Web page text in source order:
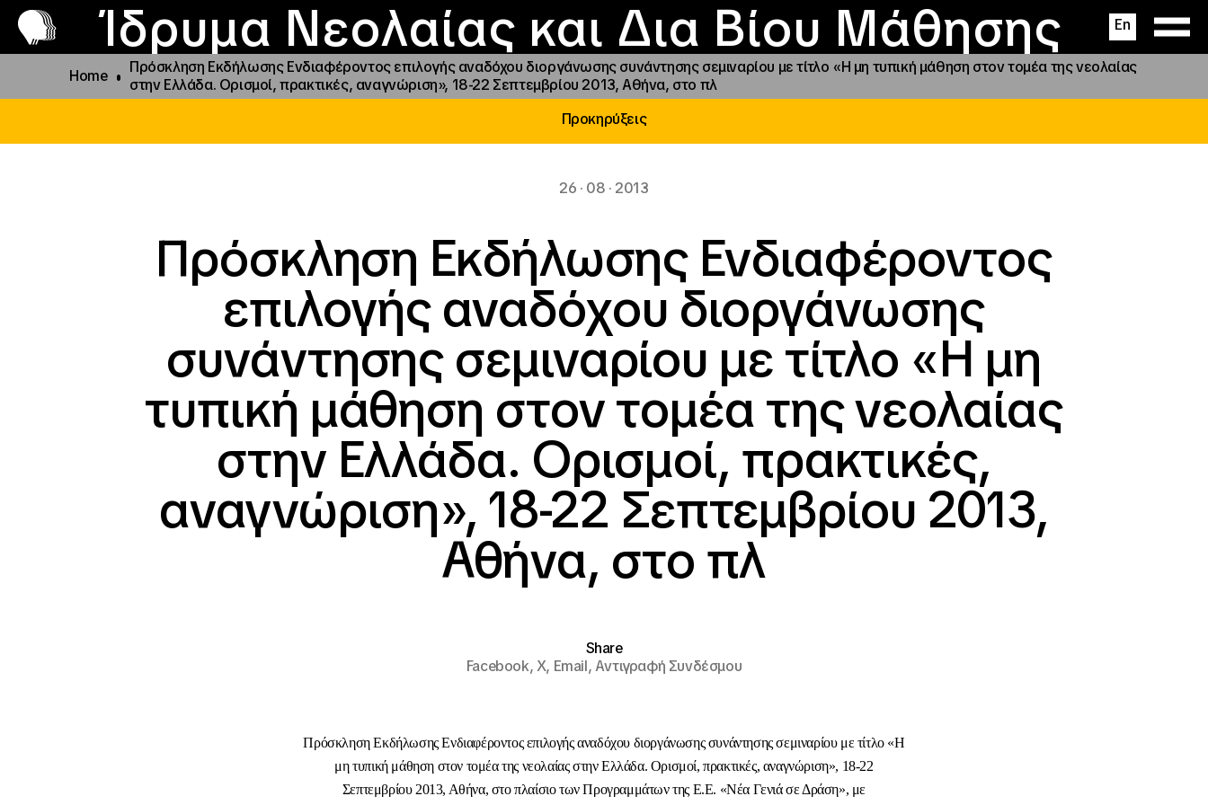
Ίδρυμα Νεολαίας και Δια Βίου Μάθησης En
Το ΙΝΕΔΙΒΙΜ
Προγράμματα και δράσεις
Φοιτητικές Εστίες
Παραχώρηση αιγίδας
Νέα
Επικοινωνία
Home
Πρόσκληση Εκδήλωσης Ενδιαφέροντος επιλογής αναδόχου διοργάνωσης συνάντησης σεμιναρίου με τίτλο «Η μη τυπική μάθηση στον τομέα της νεολαίας
στην Ελλάδα. Ορισμοί, πρακτικές, αναγνώριση», 18-22 Σεπτεμβρίου 2013, Αθήνα, στο πλ
Προκηρύξεις
26 · 08 · 2013
Πρόσκληση Εκδήλωσης Ενδιαφέροντος
επιλογής αναδόχου διοργάνωσης
συνάντησης σεμιναρίου με τίτλο «Η μη
τυπική μάθηση στον τομέα της νεολαίας
στην Ελλάδα. Ορισμοί, πρακτικές,
αναγνώριση», 18-22 Σεπτεμβρίου 2013,
Αθήνα, στο πλ
Share
Facebook,X, Email,Αντιγραφή Συνδέσμου
Πρόσκληση Εκδήλωσης Ενδιαφέροντος επιλογής αναδόχου διοργάνωσης συνάντησης σεμιναρίου με τίτλο «Η
μη τυπική μάθηση στον τομέα της νεολαίας στην Ελλάδα. Ορισμοί, πρακτικές, αναγνώριση», 18-22
Σεπτεμβρίου 2013, Αθήνα, στο πλαίσιο των Προγραμμάτων της Ε.Ε. «Νέα Γενιά σε Δράση», με